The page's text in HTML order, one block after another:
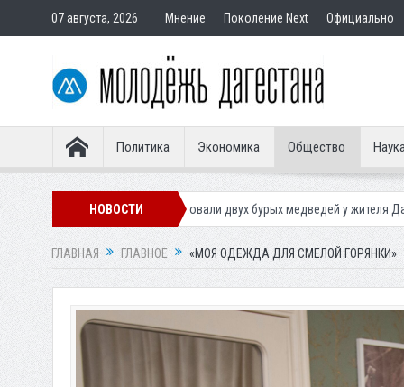
07 августа, 2026 Мнение Поколение Next Официально
Политика Экономика Общество
НОВОСТИ
двух бурых медведей у жителя Дагестана
ГЛАВНАЯ ГЛАВНОЕ «МОЯ ОДЕЖДА ДЛЯ СМЕЛОЙ ГОРЯНКИ»